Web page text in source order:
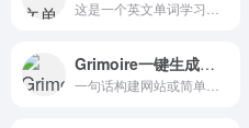
Grimoire一键生成网站